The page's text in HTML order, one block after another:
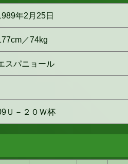
年2月25日
／74kg
スパニョール
Ｕ－２０Ｗ杯